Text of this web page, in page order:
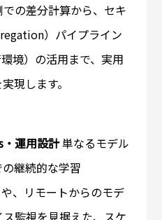
の差分計算から、セキ
）パイプライン
境）の活用まで、実用
現します。
・運用設計単なるモデル
継続的な学習
、リモートからのモデ
監視を見据えた、スケ